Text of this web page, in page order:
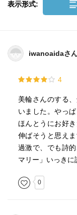
表示形式:
iwanoaidaさ
4
美輪さんのする
いました。やっ
ほんとうにお好
伸ばそうと思え
過激で、でも詩
マリー」いっきに
0